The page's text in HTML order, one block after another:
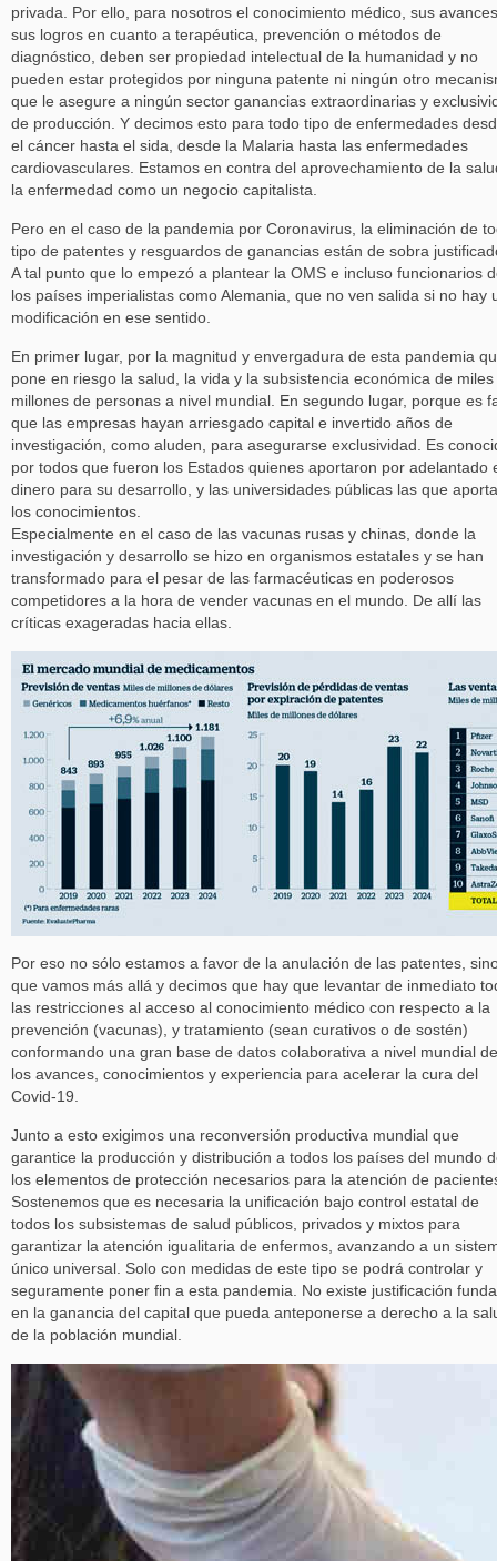
privada. Por ello, para nosotros el conocimiento médico, sus
sus logros en cuanto a terapéutica, prevención o métodos de
diagnóstico, deben ser propiedad intelectual de la humanidad y no
pueden estar protegidos por ninguna patente ni ningún otro
que le asegure a ningún sector ganancias extraordinarias y
de producción. Y decimos esto para todo tipo de enfermedades
el cáncer hasta el sida, desde la Malaria hasta las enfermedades
cardiovasculares. Estamos en contra del aprovechamiento de la
la enfermedad como un negocio capitalista.
Pero en el caso de la pandemia por Coronavirus, la eliminación de
tipo de patentes y resguardos de ganancias están de sobra
A tal punto que lo empezó a plantear la OMS e incluso funcionarios
los países imperialistas como Alemania, que no ven salida si no hay
modificación en ese sentido.
En primer lugar, por la magnitud y envergadura de esta pandemia
pone en riesgo la salud, la vida y la subsistencia económica de miles
millones de personas a nivel mundial. En segundo lugar, porque es
que las empresas hayan arriesgado capital e invertido años de
investigación, como aluden, para asegurarse exclusividad. Es
por todos que fueron los Estados quienes aportaron por adelantado
dinero para su desarrollo, y las universidades públicas las que
los conocimientos.
Especialmente en el caso de las vacunas rusas y chinas, donde la
investigación y desarrollo se hizo en organismos estatales y se han
transformado para el pesar de las farmacéuticas en poderosos
competidores a la hora de vender vacunas en el mundo. De allí las
críticas exageradas hacia ellas.
Por eso no sólo estamos a favor de la anulación de las patentes,
que vamos más allá y decimos que hay que levantar de inmediato
las restricciones al acceso al conocimiento médico con respecto a la
prevención (vacunas), y tratamiento (sean curativos o de sostén)
conformando una gran base de datos colaborativa a nivel mundial de
los avances, conocimientos y experiencia para acelerar la cura del
Covid-19.
Junto a esto exigimos una reconversión productiva mundial que
garantice la producción y distribución a todos los países del mundo
los elementos de protección necesarios para la atención de
Sostenemos que es necesaria la unificación bajo control estatal de
todos los subsistemas de salud públicos, privados y mixtos para
garantizar la atención igualitaria de enfermos, avanzando a un
único universal. Solo con medidas de este tipo se podrá controlar y
seguramente poner fin a esta pandemia. No existe justificación
en la ganancia del capital que pueda anteponerse a derecho a la
de la población mundial.